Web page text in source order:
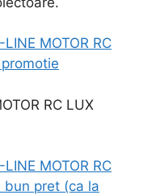
MOTOR RC
MOTOR RC
bun pret (ca la